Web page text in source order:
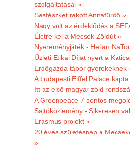
szolgáltatásai »
Sasfészket rakott Annafürdő »
Nagy volt az érdeklődés a
Életre kel a Mecsek Zöldút »
Nyereményjáték - Helian
Üzleti Etikai Díjat nyert a
Erdőgazda tábor gyerekeknek
A budapesti Eiffel Palace
Itt az első magyar zöld
A Greenpeace 7 pontos
Sajtóközlemény - Sikeresen
Erasmus projekt »
20 éves születésnap a
»